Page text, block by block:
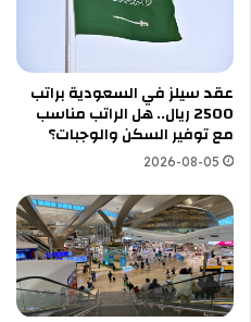
عقد سيلز في السعودية براتب
2500 ريال.. هل الراتب مناسب
مع توفير السكن والوجبات؟
2026-08-05